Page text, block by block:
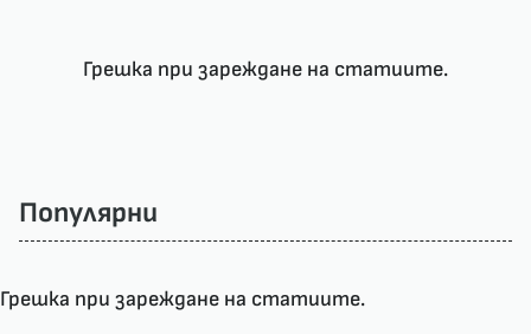
Грешка при зареждане на статиите.
Популярни
Грешка при зареждане на статиите.